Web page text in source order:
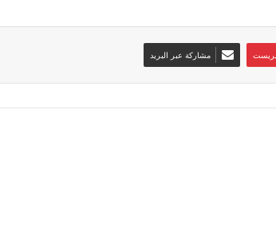
مشاركة عبر البريد